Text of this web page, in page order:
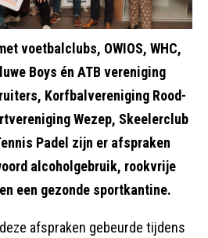
voetbalclubs, OWIOS, WHC,
Boys én ATB vereniging
Korfbalvereniging Rood-
Wezep, Skeelerclub
Padel zijn er afspraken
alcoholgebruik, rookvrije
een gezonde sportkantine.
afspraken gebeurde tijdens